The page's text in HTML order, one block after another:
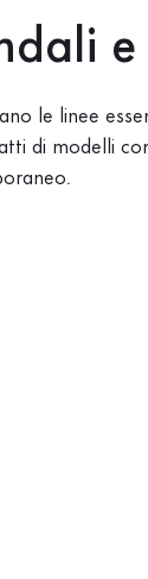
le linee
di modelli